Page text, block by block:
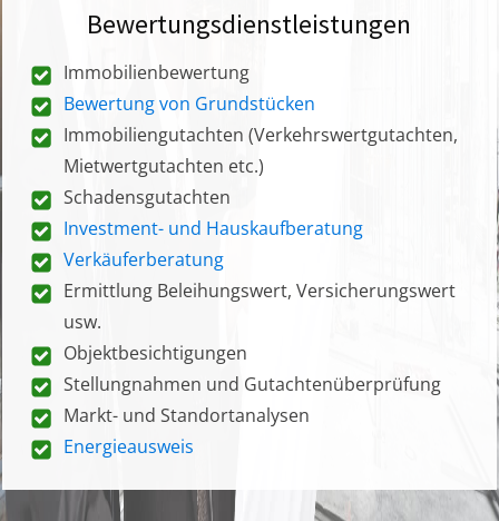
Bewertungsdienstleistungen
Immobilienbewertung
Bewertung von Grundstücken
Immobiliengutachten (Verkehrswertgutachten,
Mietwertgutachten etc.)
Schadensgutachten
Investment- und Hauskaufberatung
Verkäuferberatung
Ermittlung Beleihungswert, Versicherungswert
usw.
Objektbesichtigungen
Stellungnahmen und Gutachtenüberprüfung
Markt- und Standortanalysen
Energieausweis